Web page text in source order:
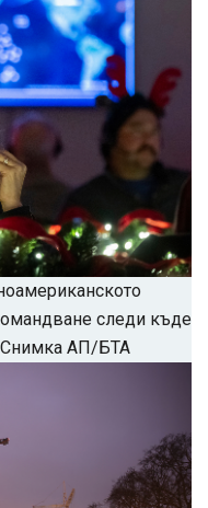
следи къде
Снимка АП/БТА